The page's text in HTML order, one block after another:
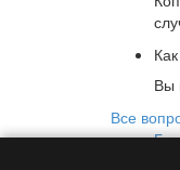
Вы
Все